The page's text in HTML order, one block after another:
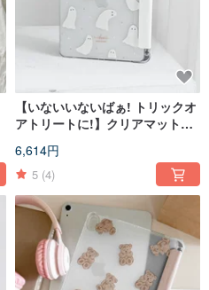
【いないいないばぁ! トリックオ
アトリートに!】クリアマットブ
6,614円
5 (4)